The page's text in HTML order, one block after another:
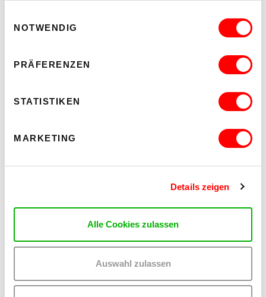
NOTWENDIG
PRÄFERENZEN
STATISTIKEN
MARKETING
Details zeigen
Alle Cookies zulassen
Auswahl zulassen